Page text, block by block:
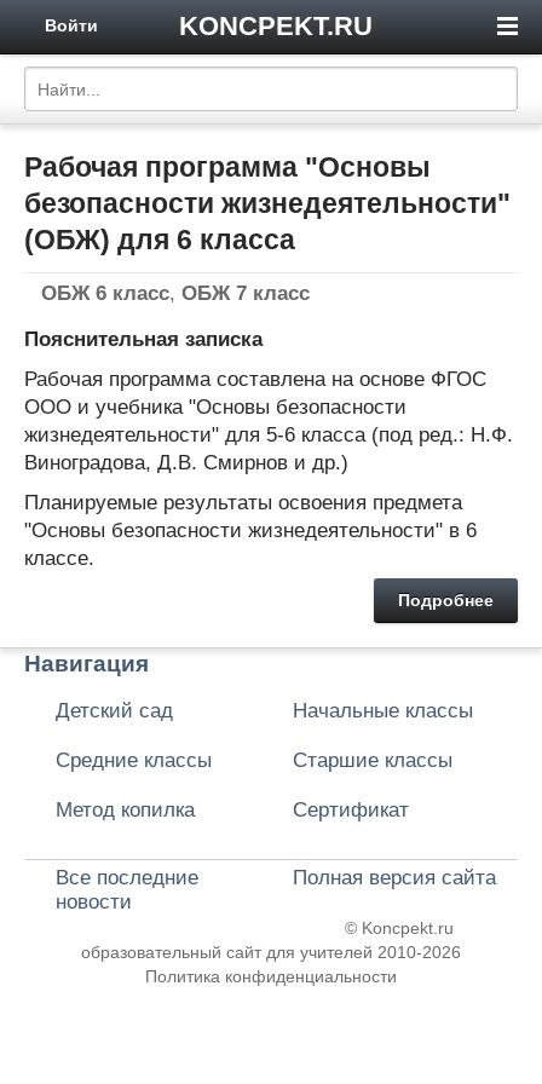
KONCPEKT.RU
Войти
Рабочая программа "Основы
безопасности жизнедеятельности"
(ОБЖ) для 6 класса
ОБЖ 6 класс, ОБЖ 7 класс
Пояснительная записка
Рабочая программа составлена на основе ФГОС
ООО и учебника "Основы безопасности
жизнедеятельности" для 5-6 класса (под ред.: Н.Ф.
Виноградова, Д.В. Смирнов и др.)
Планируемые результаты освоения предмета
"Основы безопасности жизнедеятельности" в 6
классе.
Подробнее
Навигация
Детский сад Начальные классы
Средние классы Старшие классы
Метод копилка Сертификат
Все последние
новости
Полная версия сайта
© Koncpekt.ru
образовательный сайт для учителей 2010-2026
Политика конфиденциальности